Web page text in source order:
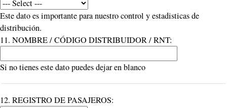
Este dato es importante para nuestro control y estadisticas de
distribución.
11. NOMBRE / CÓDIGO DISTRIBUIDOR / RNT:
Si no tienes este dato puedes dejar en blanco
12. REGISTRO DE PASAJEROS: